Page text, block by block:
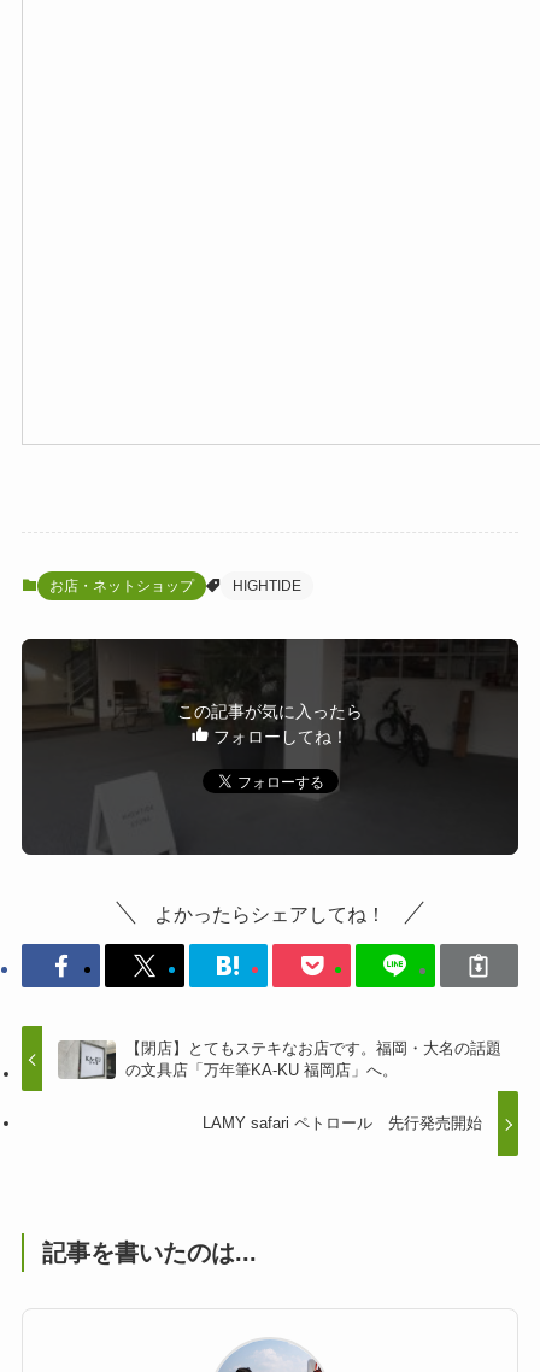
お店・ネットショップ HIGHTIDE
この記事が気に入ったら
フォローしてね！
よかったらシェアしてね！
【閉店】とてもステキなお店です。福岡・大名の話題
の文具店「万年筆KA-KU 福岡店」へ。
LAMY safari ペトロール 先行発売開始
記事を書いたのは...